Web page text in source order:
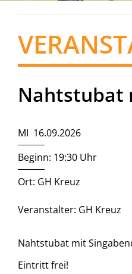
Nahtstubat
MI 16.09.2026
Beginn: 19:30 Uhr
Ort: GH Kreuz
Veranstalter: GH Kreuz
Nahtstubat mit
Eintritt frei!